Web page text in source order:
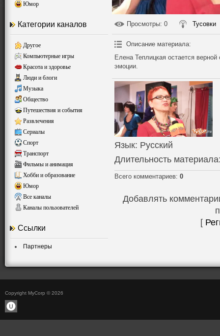
Юмор
Категории каналов
Другое
Компьютерные игры
Красота и здоровье
Люди и блоги
Музыка
Общество
Путешествия и события
Развлечения
Сериалы
Спорт
Транспорт
Фильмы и анимация
Хобби и образование
Юмор
Все каналы
Каналы пользователей
Ссылки
Партнеры
Просмотры: 0 Тусовки
Описание материала:
Елена Теплицкая остается
эмоции.
Язык: Русский
Длительность материала
Всего комментариев: 0
Добавлять
[
Copyright MyCorp © 2026